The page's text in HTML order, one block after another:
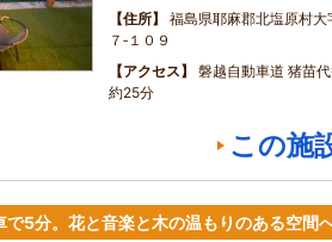
住所
福島県耶麻郡北塩原村
７‐１０９
アクセス
磐越自動車道 猪苗
約25分
この施
で5分。花と音楽と木の温もりのある空間